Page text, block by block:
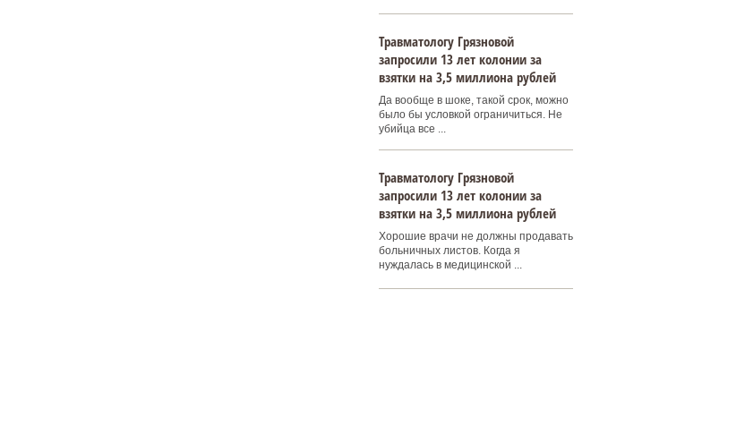
Травматологу Грязновой
запросили 13 лет колонии за
взятки на 3,5 миллиона рублей
Да вообще в шоке, такой срок, можно
было бы условкой ограничиться. Не
убийца все ...
Травматологу Грязновой
запросили 13 лет колонии за
взятки на 3,5 миллиона рублей
Хорошие врачи не должны продавать
больничных листов. Когда я
нуждалась в медицинской ...